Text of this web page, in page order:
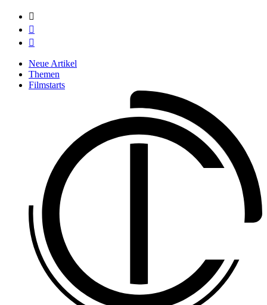



Neue Artikel
Themen
Filmstarts